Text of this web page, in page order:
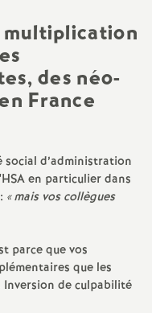
des néo-
France
d’administration
en particulier dans
«mais vos collègues
parce que vos
que les
de culpabilité